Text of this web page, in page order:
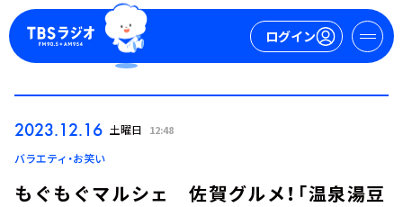
ログイン
ログイン
2023.12.16 土曜日 12:48
バラエティ・お笑い
もぐもぐマルシェ 佐賀グルメ！「温泉湯豆